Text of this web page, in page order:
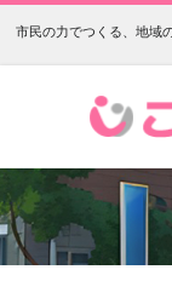
市民の力でつくる、地域
こし